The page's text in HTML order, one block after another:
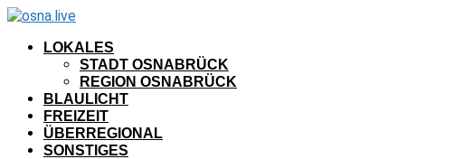
LOKALES
STADT OSNABRÜCK
REGION OSNABRÜCK
BLAULICHT
FREIZEIT
ÜBERREGIONAL
SONSTIGES